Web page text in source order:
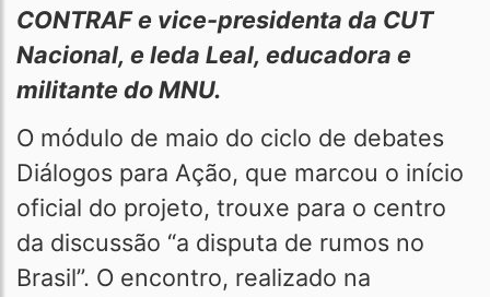
CONTRAF e vice-presidenta da CUT
Nacional, e Ieda Leal, educadora e
militante do MNU.
O módulo de maio do ciclo de debates
Diálogos para Ação, que marcou o início
oficial do projeto, trouxe para o centro
da discussão “a disputa de rumos no
Brasil”. O encontro, realizado na